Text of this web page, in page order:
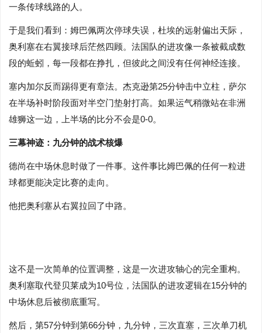
一条传球线路的人。
于是我们看到：姆巴佩两次停球失误，杜埃的远射偏出天际，
奥利塞在右翼接球后茫然四顾。法国队的进攻像一条被截成数
段的蚯蚓，每一段都在挣扎，但彼此之间没有任何神经连接。
塞内加尔反而踢得更有章法。杰克逊第25分钟击中立柱，萨尔
在半场补时阶段面对半空门垫射打高。如果运气稍微站在非洲
雄狮这一边，上半场的比分不会是0-0。
三幕神迹：九分钟的战术核爆
德尚在中场休息时做了一件事。这件事比姆巴佩的任何一粒进
球都更能决定比赛的走向。
他把奥利塞从右翼拉回了中路。
这不是一次简单的位置调整，这是一次进攻轴心的完全重构。
奥利塞取代登贝莱成为10号位，法国队的进攻逻辑在15分钟的
中场休息后被彻底重写。
然后，第57分钟到第66分钟，九分钟，三次直塞，三次单刀机